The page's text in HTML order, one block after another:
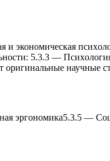
экономическая
5.3.3 —
научные
эргономика5.3.5 —